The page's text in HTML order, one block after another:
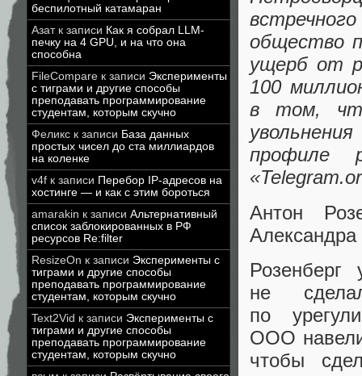
беспилотный катамаран
Азатк записи Как я собрал LLM-
печку на 4 GPU, и на что она
способна
FileCompare к записи Эксперименты
с тиграми и другие способы
преподавать программирование
студентам, которым скучно
Феликс к записи База данных
простых чисел до ста миллиардов
на коленке
v4f к записи Перебор IP-адресов на
хостинге — и как с этим бороться
amarakin к записи Альтернативный
список заблокированных в РФ
ресурсов Re:filter
ResizeOn к записи Эксперименты с
тиграми и другие способы
преподавать программирование
студентам, которым скучно
Text2Vid к записи Эксперименты с
тиграми и другие способы
преподавать программирование
студентам, которым скучно
общество
ущерб от
100
в том,
профиле
«
Антон
Розенберг
не
по
ООО
чтобы